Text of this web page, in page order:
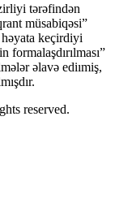
tərəfindən
müsabiqəsi”
keçirdiyi
əlavə ediımiş,
reserved.